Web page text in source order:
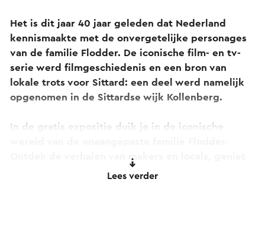
Het is dit jaar 40 jaar geleden dat Nederland
kennismaakte met de onvergetelijke personages
van de familie Flodder. De iconische film- en tv-
serie werd filmgeschiedenis en een bron van
lokale trots voor Sittard: een deel werd namelijk
opgenomen in de Sittardse wijk Kollenberg.
In de gratis expositie duik je in de iconische
Ontdek de verhalen van makers en locals, geniet
van nostalgie en Hollandse humor en stel jezelf de
Lees verder